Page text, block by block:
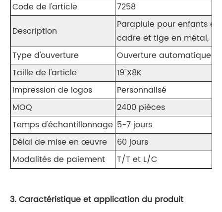
Code de l'article
7258
Description
Parapluie pour enfants
cadre et tige en métal,
Type d'ouverture
Ouverture automatique
Taille de l'article
19"X8K
Impression de logos
Personnalisé
MOQ
2400 pièces
Temps d'échantillonnage 5-7 jours
Délai de mise en œuvre
60 jours
Modalités de paiement
T/T et L/C
3. Caractéristique et application du produit